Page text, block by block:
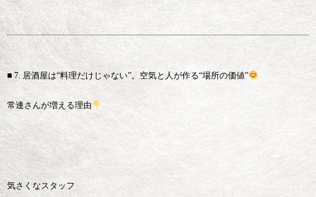
■ 7. 居酒屋は“料理だけじゃない”。空気と人が作る“場所の価値”
常連さんが増える理由
気さくなスタッフ